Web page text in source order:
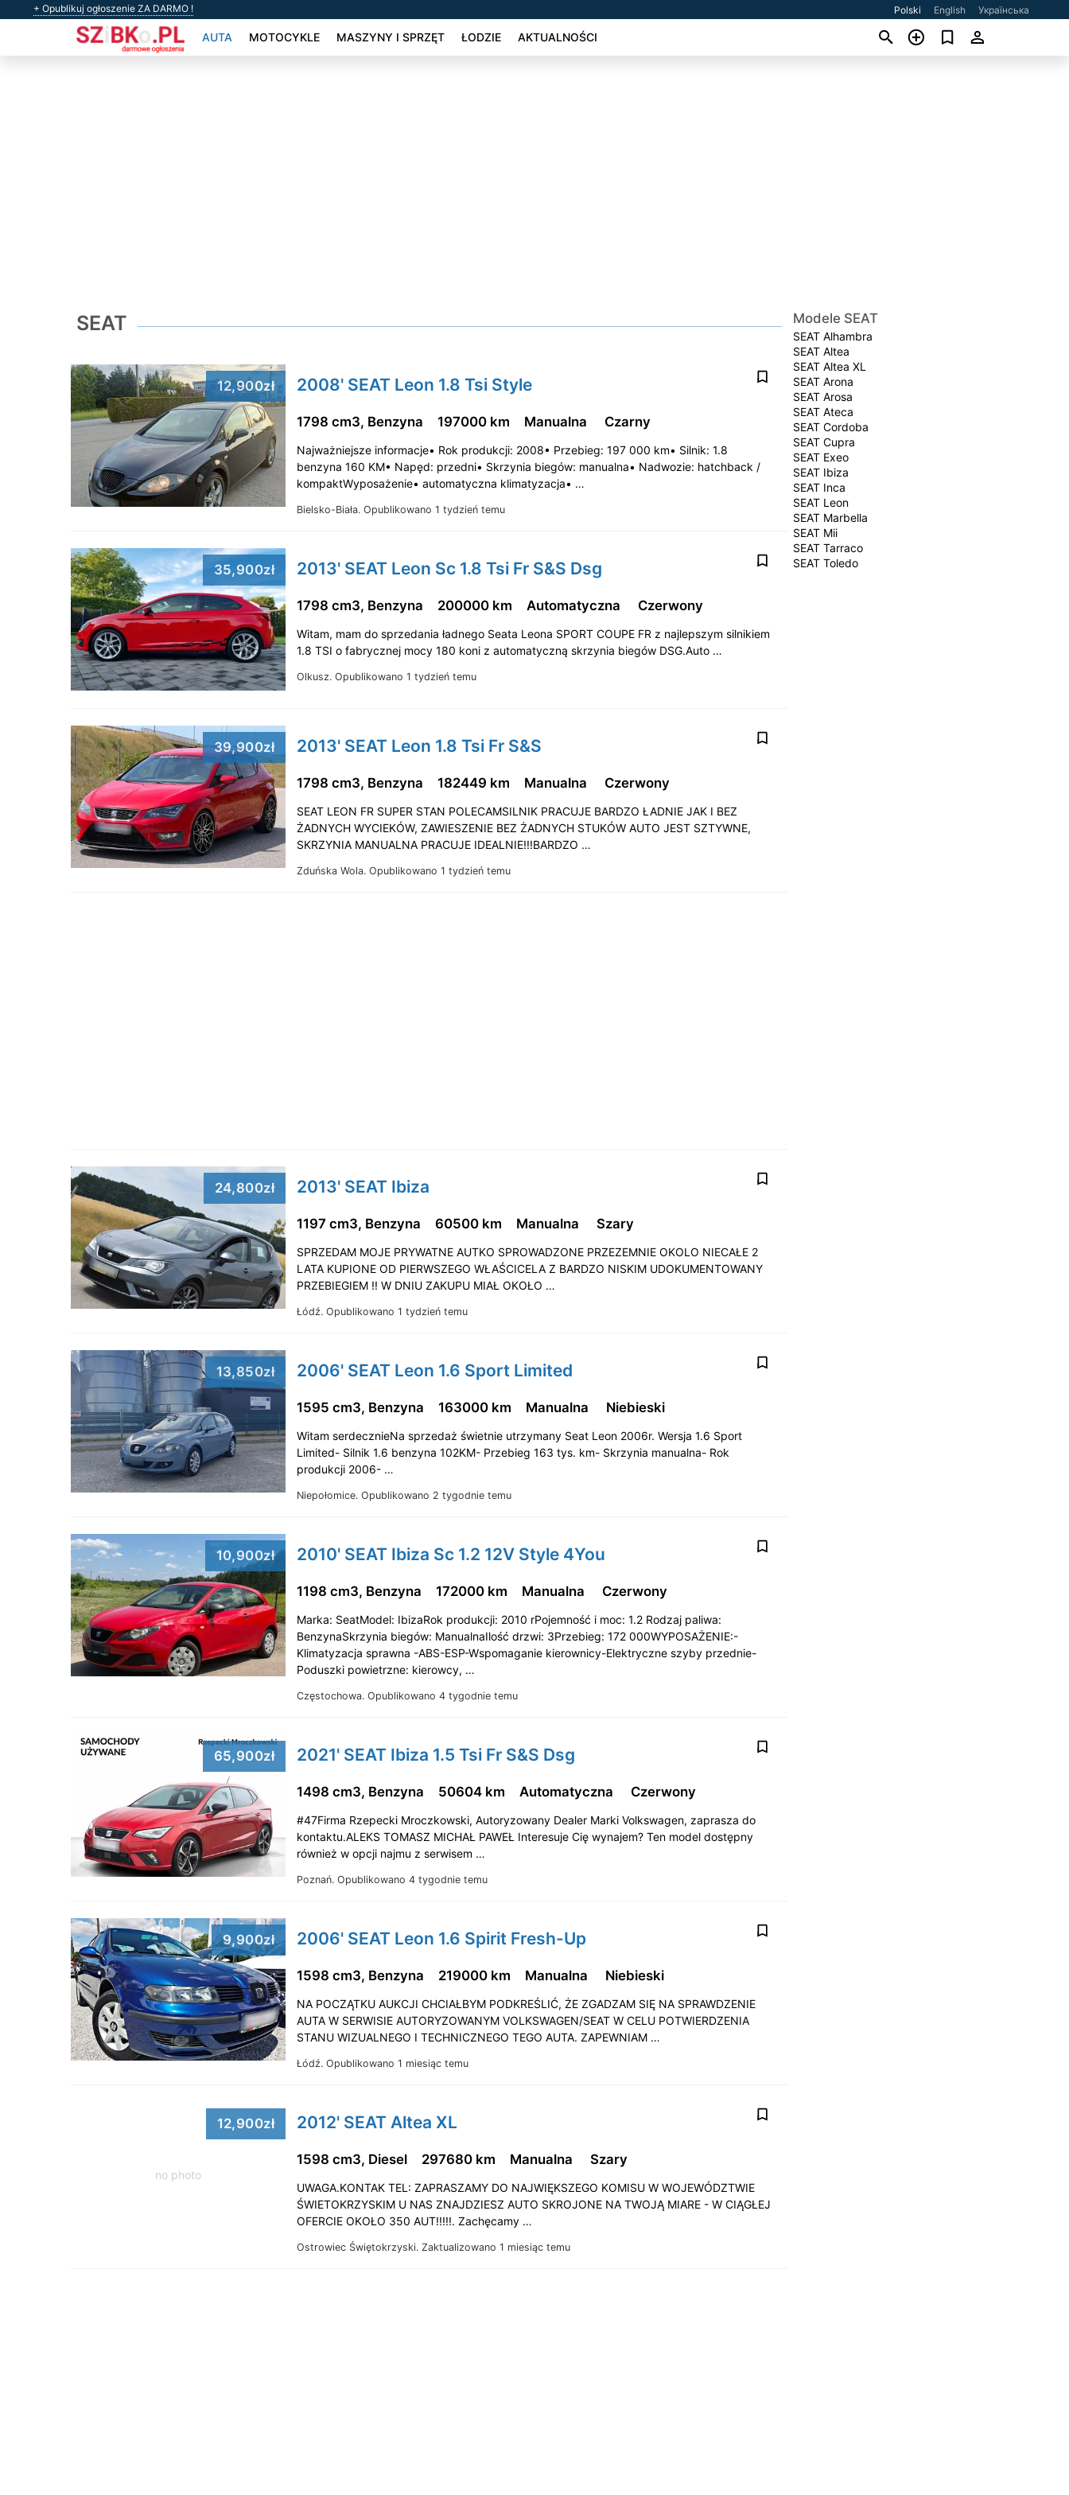
+ Opublikuj ogłoszenie ZA DARMO ! Polski English Українська
AUTA MOTOCYKLE MASZYNY I SPRZĘT ŁODZIE AKTUALNOŚCI
Modele SEAT
SEAT Alhambra
SEAT Altea
SEAT Altea XL
SEAT Arona
SEAT Arosa
SEAT Ateca
SEAT Cordoba
SEAT Cupra
SEAT Exeo
SEAT Ibiza
SEAT Inca
SEAT Leon
SEAT Marbella
SEAT Mii
SEAT Tarraco
SEAT Toledo
SEAT
12,900zł 2008' SEAT Leon 1.8 Tsi Style
Bielsko-Biała. Opublikowano 1 tydzień temu
1798 cm3, Benzyna 197000 km Manualna Czarny
Najważniejsze informacje• Rok produkcji: 2008• Przebieg: 197 000 km• Silnik: 1.8
benzyna 160 KM• Napęd: przedni• Skrzynia biegów: manualna• Nadwozie: hatchback /
kompaktWyposażenie• automatyczna klimatyzacja• …
35,900zł 2013' SEAT Leon Sc 1.8 Tsi Fr S&S Dsg
Olkusz. Opublikowano 1 tydzień temu
1798 cm3, Benzyna 200000 km Automatyczna Czerwony
Witam, mam do sprzedania ładnego Seata Leona SPORT COUPE FR z najlepszym silnikiem
1.8 TSI o fabrycznej mocy 180 koni z automatyczną skrzynia biegów DSG.Auto …
39,900zł 2013' SEAT Leon 1.8 Tsi Fr S&S
Zduńska Wola. Opublikowano 1 tydzień temu
1798 cm3, Benzyna 182449 km Manualna Czerwony
SEAT LEON FR SUPER STAN POLECAMSILNIK PRACUJE BARDZO ŁADNIE JAK I BEZ
ŻADNYCH WYCIEKÓW, ZAWIESZENIE BEZ ŻADNYCH STUKÓW AUTO JEST SZTYWNE,
SKRZYNIA MANUALNA PRACUJE IDEALNIE!!!BARDZO …
24,800zł 2013' SEAT Ibiza
Łódź. Opublikowano 1 tydzień temu
1197 cm3, Benzyna 60500 km Manualna Szary
SPRZEDAM MOJE PRYWATNE AUTKO SPROWADZONE PRZEZEMNIE OKOLO NIECAŁE 2
LATA KUPIONE OD PIERWSZEGO WŁAŚCICELA Z BARDZO NISKIM UDOKUMENTOWANY
PRZEBIEGIEM !! W DNIU ZAKUPU MIAŁ OKOŁO …
13,850zł 2006' SEAT Leon 1.6 Sport Limited
Niepołomice. Opublikowano 2 tygodnie temu
1595 cm3, Benzyna 163000 km Manualna Niebieski
Witam serdecznieNa sprzedaż świetnie utrzymany Seat Leon 2006r. Wersja 1.6 Sport
Limited- Silnik 1.6 benzyna 102KM- Przebieg 163 tys. km- Skrzynia manualna- Rok
produkcji 2006- …
10,900zł 2010' SEAT Ibiza Sc 1.2 12V Style 4You
Częstochowa. Opublikowano 4 tygodnie temu
1198 cm3, Benzyna 172000 km Manualna Czerwony
Marka: SeatModel: IbizaRok produkcji: 2010 rPojemność i moc: 1.2 Rodzaj paliwa:
BenzynaSkrzynia biegów: ManualnaIlość drzwi: 3Przebieg: 172 000WYPOSAŻENIE:-
Klimatyzacja sprawna -ABS-ESP-Wspomaganie kierownicy-Elektryczne szyby przednie-
Poduszki powietrzne: kierowcy, …
65,900zł 2021' SEAT Ibiza 1.5 Tsi Fr S&S Dsg
Poznań. Opublikowano 4 tygodnie temu
1498 cm3, Benzyna 50604 km Automatyczna Czerwony
#47Firma Rzepecki Mroczkowski, Autoryzowany Dealer Marki Volkswagen, zaprasza do
kontaktu.ALEKS TOMASZ MICHAŁ PAWEŁ Interesuje Cię wynajem? Ten model dostępny
również w opcji najmu z serwisem …
9,900zł 2006' SEAT Leon 1.6 Spirit Fresh-Up
Łódź. Opublikowano 1 miesiąc temu
1598 cm3, Benzyna 219000 km Manualna Niebieski
NA POCZĄTKU AUKCJI CHCIAŁBYM PODKREŚLIĆ, ŻE ZGADZAM SIĘ NA SPRAWDZENIE
AUTA W SERWISIE AUTORYZOWANYM VOLKSWAGEN/SEAT W CELU POTWIERDZENIA
STANU WIZUALNEGO I TECHNICZNEGO TEGO AUTA. ZAPEWNIAM …
no photo
12,900zł 2012' SEAT Altea XL
Ostrowiec Świętokrzyski. Zaktualizowano 1 miesiąc temu
1598 cm3, Diesel 297680 km Manualna Szary
UWAGA.KONTAK TEL: ZAPRASZAMY DO NAJWIĘKSZEGO KOMISU W WOJEWÓDZTWIE
ŚWIETOKRZYSKIM U NAS ZNAJDZIESZ AUTO SKROJONE NA TWOJĄ MIARE - W CIĄGŁEJ
OFERCIE OKOŁO 350 AUT!!!!!. Zachęcamy …